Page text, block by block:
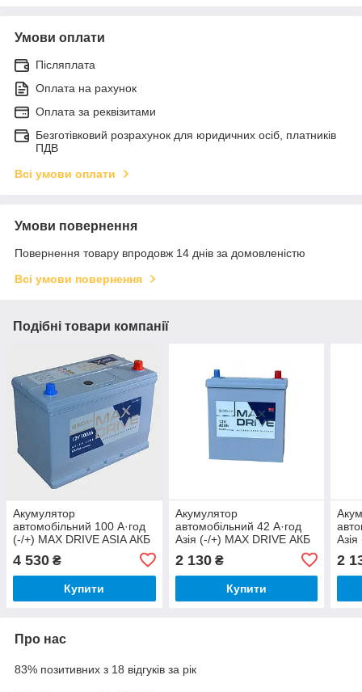
Умови оплати
Післяплата
Оплата на рахунок
Оплата за реквізитами
Безготівковий розрахунок для юридичних осіб, платників
ПДВ
Всі умови оплати
Умови повернення
Повернення товару впродовж 14 днів за домовленістю
Всі умови повернення
Подібні товари компанії
Акумулятор
автомобільний 100 А·год
(-/+) MAX DRIVE ASIA АКБ
4 530 ₴
Купити
Акумулятор
автомобільний 42 А·год
Азія (-/+) MAX DRIVE АКБ
2 130₴
Купити
2
Про нас
83% позитивних з 18 відгуків за рік